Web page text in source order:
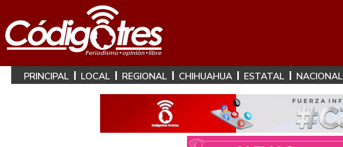
PRINCIPAL LOCAL REGIONAL CHIHUAHUA ESTATAL NACIONAL